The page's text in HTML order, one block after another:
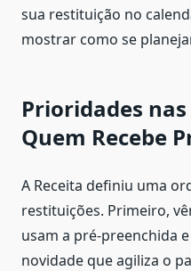
sua restituição no
mostrar como se
Prioridades
Quem Recebe
A Receita definiu uma
restituições. Primeiro,
usam a pré-preenchida
novidade que agiliza o